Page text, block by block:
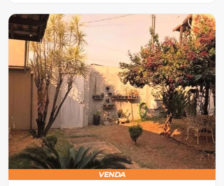
VENDA